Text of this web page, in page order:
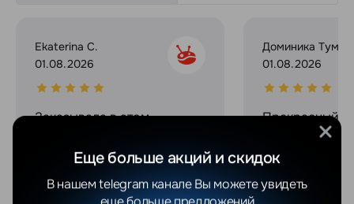
Ekaterina C.
01.08.2026
Заказывала в этом
Ultra и хочу поделиться
впечатлениями. Покупка
прошла максимально
комфортно, ребята
Доминика
01.08.2026
Прекрасный
Продавец
гарантию,
телефон по
Еще больше акций и скидок
В нашем telegram канале Вы можете увидеть